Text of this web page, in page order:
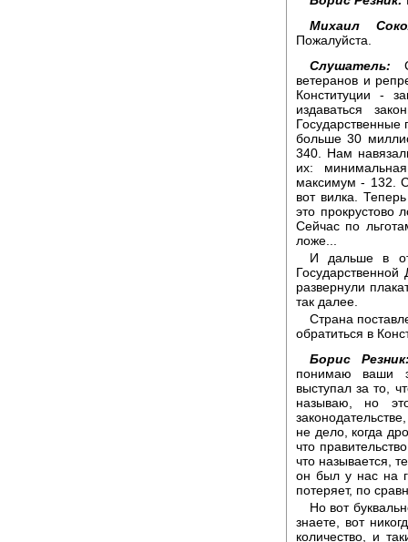
Михаил
Пожалуйста.
Слушатель:
ветеранов и
Конституции -
издаваться
больше 30
340. Нам
их:
максимум - 132.
вот вилка.
это прокрустово
Сейчас по
ложе...
И дальше в
развернули
так далее.
Страна
обратиться в
Борис
понимаю ваши
выступал за то,
называю, но
не дело, когда
что
что называется,
он был у нас на
потеряет, по
Но вот
знаете, вот
количество, и